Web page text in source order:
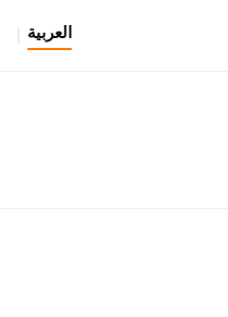
العربية